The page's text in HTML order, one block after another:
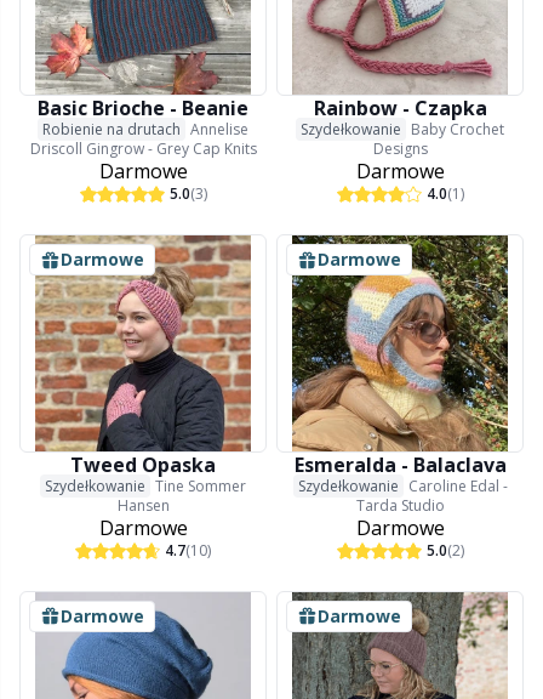
Basic Brioche - Beanie
Robienie na drutach Annelise
Driscoll Gingrow - Grey Cap Knits
Darmowe
5.0(3)
Rainbow - Czapka
Szydełkowanie Baby Crochet
Designs
Darmowe
4.0(1)
Darmowe
Tweed Opaska
Szydełkowanie Tine Sommer
Hansen
Darmowe
4.7(10)
Darmowe
Esmeralda - Balaclava
Szydełkowanie Caroline Edal -
Tarda Studio
Darmowe
5.0(2)
Darmowe Darmowe